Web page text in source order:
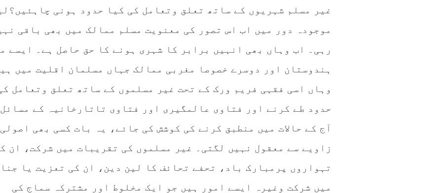
غیر مسلم شہریوں کے ساتھ تعلق وتعامل کی کیا حدود ہونی
موجودہ دور میں اب اس تصور کی معنویت مسلم ممالک میں بھی باقی
رہی۔ اب وہاں بھی انہیں برابر کا شہری ہونے کا حق حاصل ہے۔ ایسے
ہندوستان اور دوسرے خصوصا مغربی ممالک جہاں مسلمان اقلیت میں
وہاں اسی فقہی فریم ورک کے تحت غیر مسلموں کے ساتھ تعلق وتعامل
حدود طے کرنے اور فتاوی عالمگیری اور فتاوی تاتارخانیہ کے
آج کے حالات میں منطبق کرنے کی کوشش کی جائے، یہ بات کسی بھی اصولی
زاویے سے معقول نہیں لگتی۔ غیر مسلموں کی تقریبات میں شرکت، ان
تہواروں پرمبارک باد، تحفے تحائف کا لین دین، ان کی تعزیت یا
میں شرکت وغیرہ ایسے امور ہیں جو ایک مخلوط اور مشترکہ سماج کی